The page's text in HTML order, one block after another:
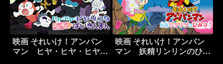
映画 それいけ！アンパン
マン ヒヤ・ヒヤ・ヒヤリ
映画 それいけ！アンパン
マン 妖精リンリンのひみ